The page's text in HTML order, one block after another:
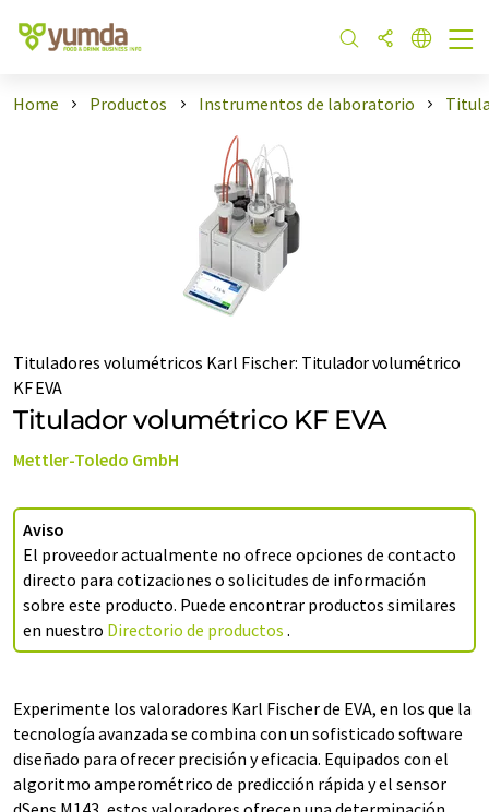
Home Productos Instrumentos de laboratorio
Tituladores volumétricos Karl Fischer: Titulador volumétrico
KF EVA
Titulador volumétrico KF EVA
Mettler-Toledo GmbH
Aviso
El proveedor actualmente no ofrece opciones de contacto
directo para cotizaciones o solicitudes de información
sobre este producto. Puede encontrar productos similares
en nuestro Directorio de productos .
Experimente los valoradores Karl Fischer de EVA, en los que la
tecnología avanzada se combina con un sofisticado software
diseñado para ofrecer precisión y eficacia. Equipados con el
algoritmo amperométrico de predicción rápida y el sensor